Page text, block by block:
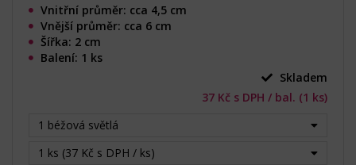
Vnitřní průměr: cca 4,5 cm
Vnější průměr: cca 6 cm
Šířka: 2 cm
Balení: 1 ks
Skladem
37 Kč s DPH / bal. (1 ks)
1 béžová světlá
1 ks (37 Kč s DPH / ks)